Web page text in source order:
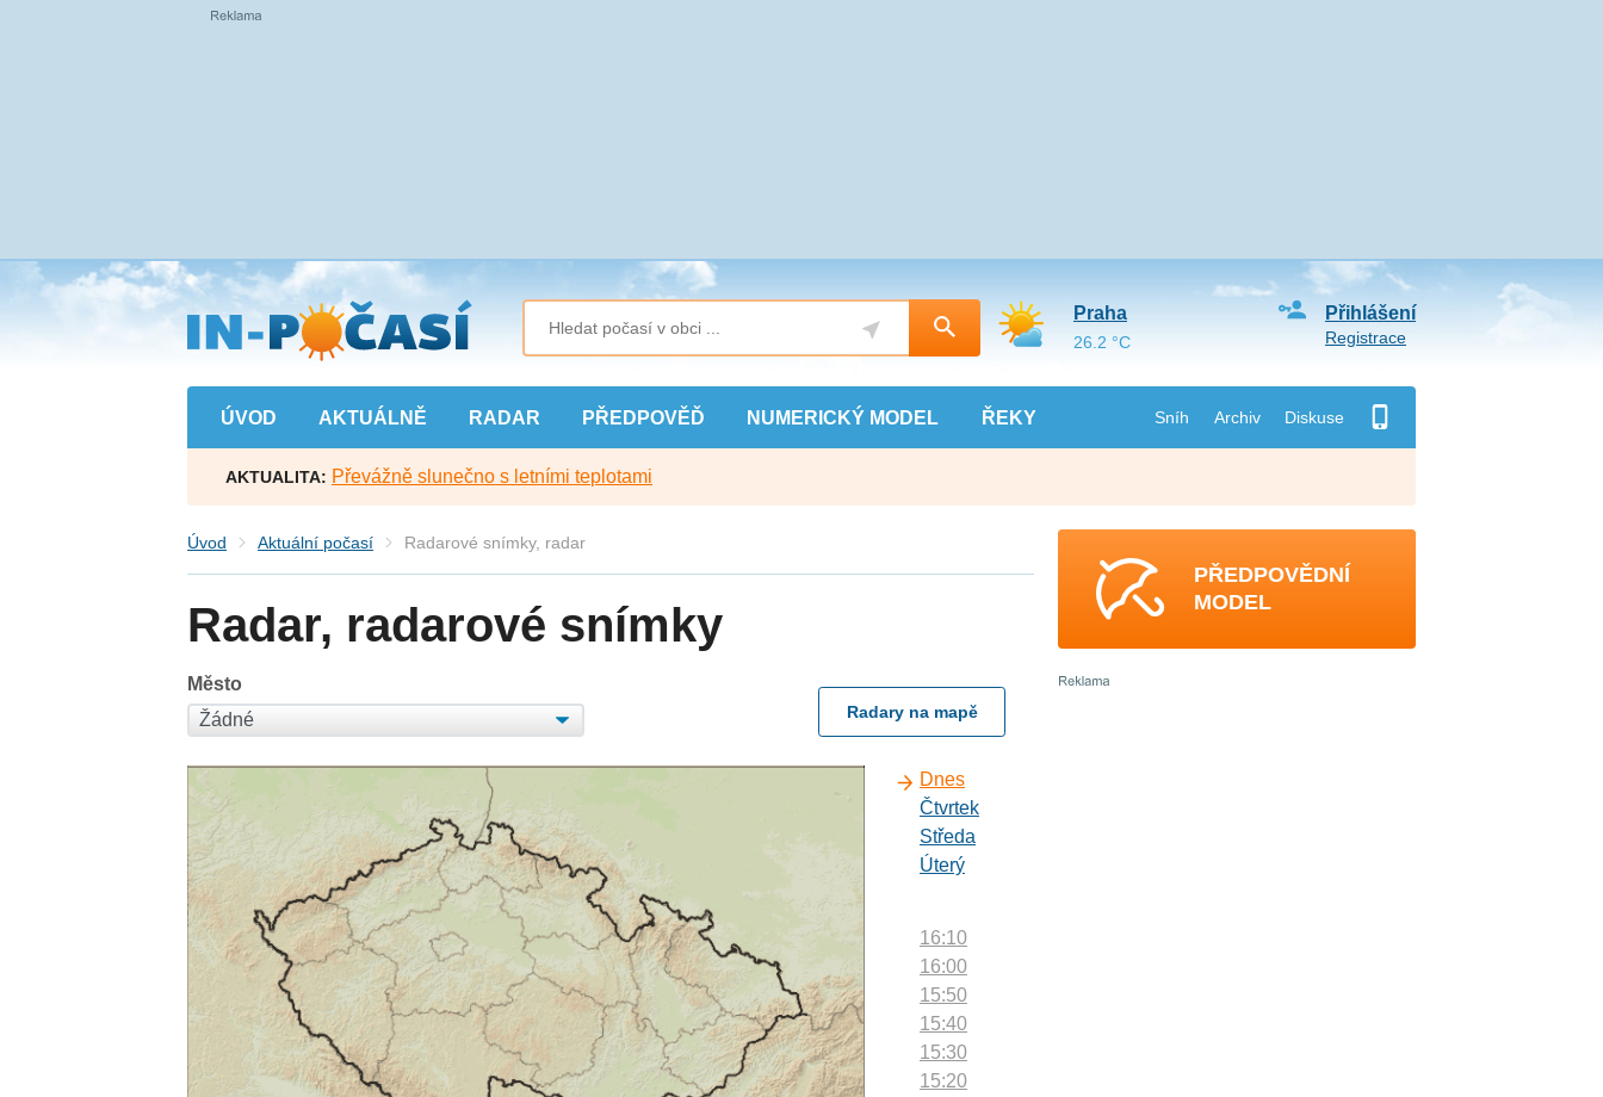
Přejít
na
hlavní
obsah
ÚVOD AKTUÁLNĚ RADAR PŘEDPOVĚĎ NUMERICKÝ MODEL ŘEKY Sníh Archiv Diskuse
Přihlášení
Registrace
Praha
26.2 °C
AKTUALITA: Převážně slunečno s letními teplotami
Úvod Aktuální počasí Radarové snímky, radar
Radar, radarové snímky
Město
Radary na mapě
Dnes
Čtvrtek
Středa
Úterý
16:10
16:00
15:50
15:40
15:30
15:20
PŘEDPOVĚDNÍ
MODEL